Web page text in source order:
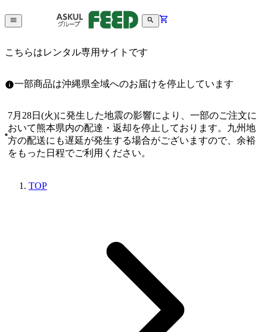
こちらはレンタル専用サイトです
一部商品は沖縄県全域へのお届けを停止しています
7月28日(火)に発生した地震の影響により、一部のご注文に
おいて熊本県内の配達・返却を停止しております。九州地
方の配送にも遅延が発生する場合がございますので、余裕
をもった日程でご利用ください。
TOP